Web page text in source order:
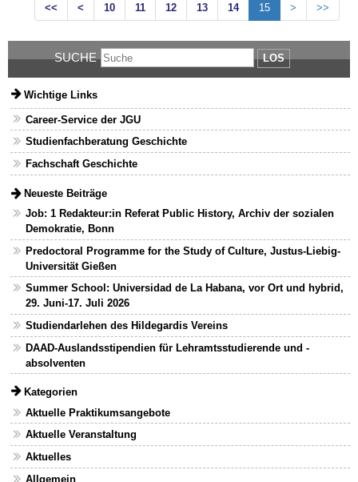
<< < 10 11 12 13 14 15 > >>
SUCHE LOS
Wichtige Links
Career-Service der JGU
Studienfachberatung Geschichte
Fachschaft Geschichte
Neueste Beiträge
Job: 1 Redakteur:in Referat Public History, Archiv der sozialen
Demokratie, Bonn
Predoctoral Programme for the Study of Culture, Justus-Liebig-
Universität Gießen
Summer School: Universidad de La Habana, vor Ort und hybrid,
29. Juni-17. Juli 2026
Studiendarlehen des Hildegardis Vereins
DAAD-Auslandsstipendien für Lehramtsstudierende und -
absolventen
Kategorien
Aktuelle Praktikumsangebote
Aktuelle Veranstaltung
Aktuelles
Allgemein